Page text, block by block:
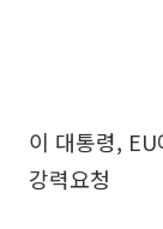
이 대통령, EU
강력요청